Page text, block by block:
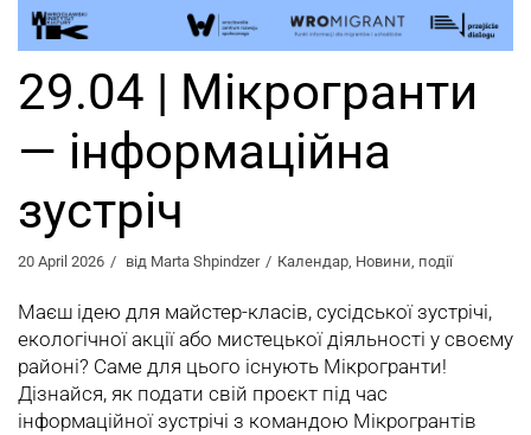
29.04 | Мікрогранти
— інформаційна
зустріч
20 April 2026 від Marta Shpindzer Календар, Новини, події
Маєш ідею для майстер-класів, сусідської зустрічі,
екологічної акції або мистецької діяльності у своєму
районі? Саме для цього існують Мікрогранти!
Дізнайся, як подати свій проєкт під час
інформаційної зустрічі з командою Мікрогрантів